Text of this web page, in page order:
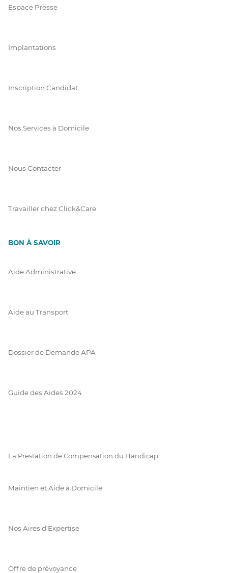
Espace Presse
Implantations
Inscription Candidat
Nos Services à Domicile
Nous Contacter
Travailler chez Click&Care
BON À SAVOIR
Aide Administrative
Aide au Transport
Dossier de Demande APA
Guide des Aides 2024
La Prestation de Compensation du Handicap
Maintien et Aide à Domicile
Nos Aires d'Expertise
Offre de prévoyance